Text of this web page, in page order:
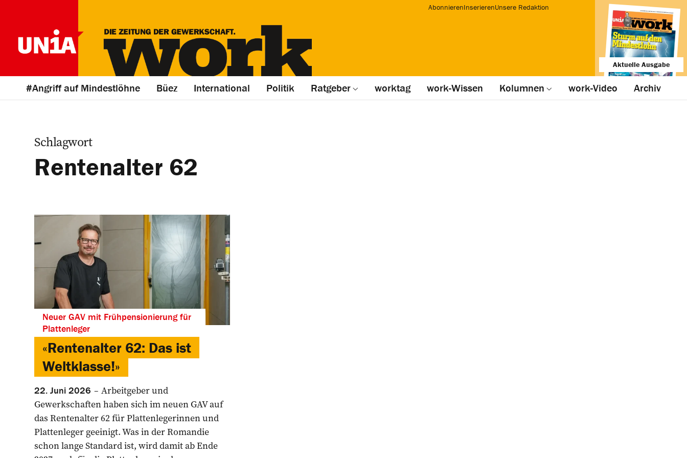
AbonnierenInserierenUnsere Redaktion
Aktuelle Ausgabe
#Angriff auf Mindestlöhne Büez International Politik Ratgeber worktag work-Wissen Kolumnen work-Video Archiv
Schlagwort
Rentenalter 62
Neuer GAV mit Frühpensionierung für
Plattenleger
«Rentenalter 62: Das ist
Weltklasse!»
22. Juni 2026
Arbeitgeber und
Gewerkschaften haben sich im neuen GAV auf
das Rentenalter 62 für Plattenlegerinnen und
Plattenleger geeinigt. Was in der Romandie
schon lange Standard ist, wird damit ab Ende